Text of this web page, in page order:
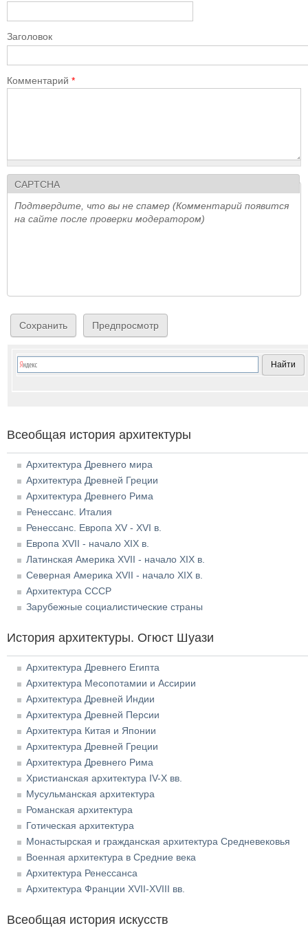
Заголовок
Комментарий *
CAPTCHA
Подтвердите, что вы не спамер (Комментарий появится
на сайте после проверки модератором)
Всеобщая история архитектуры
Архитектура Древнего мира
Архитектура Древней Греции
Архитектура Древнего Рима
Ренессанс. Италия
Ренессанс. Европа XV - XVI в.
Европа XVII - начало XIX в.
Латинская Америка XVII - начало XIX в.
Северная Америка XVII - начало XIX в.
Архитектура СССР
Зарубежные социалистические страны
История архитектуры. Огюст Шуази
Архитектура Древнего Египта
Архитектура Месопотамии и Ассирии
Архитектура Древней Индии
Архитектура Древней Персии
Архитектура Китая и Японии
Архитектура Древней Греции
Архитектура Древнего Рима
Христианская архитектура IV-X вв.
Мусульманская архитектура
Романская архитектура
Готическая архитектура
Монастырская и гражданская архитектура Средневековья
Военная архитектура в Средние века
Архитектура Ренессанса
Архитектура Франции XVII-XVIII вв.
Всеобщая история искусств